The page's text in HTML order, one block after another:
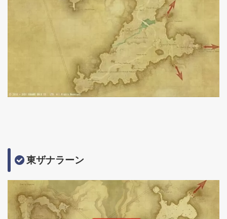
東ザナラーン